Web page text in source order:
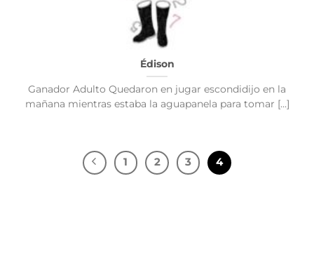
Édison
Ganador Adulto Quedaron en jugar escondidijo en la
mañana mientras estaba la aguapanela para tomar [...]
1 2 3 4